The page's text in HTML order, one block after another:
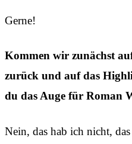
Gerne!
Kommen wir zunächst
zurück und auf das
du das Auge für Roman
Nein, das hab ich nicht,